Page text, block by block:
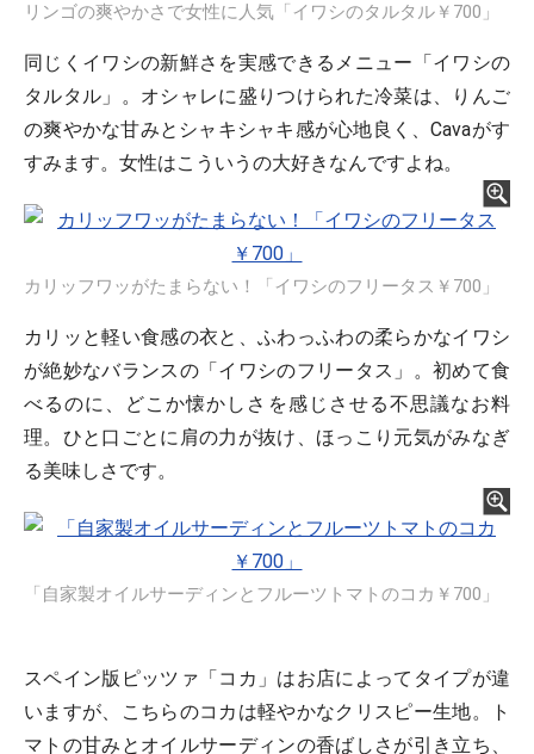
リンゴの爽やかさで女性に人気「イワシのタルタル￥700」
同じくイワシの新鮮さを実感できるメニュー「イワシの
タルタル」。オシャレに盛りつけられた冷菜は、りんご
の爽やかな甘みとシャキシャキ感が心地良く、Cavaがす
すみます。女性はこういうの大好きなんですよね。
カリッフワッがたまらない！「イワシのフリータス￥700」
カリッと軽い食感の衣と、ふわっふわの柔らかなイワシ
が絶妙なバランスの「イワシのフリータス」。初めて食
べるのに、どこか懐かしさを感じさせる不思議なお料
理。ひと口ごとに肩の力が抜け、ほっこり元気がみなぎ
る美味しさです。
「自家製オイルサーディンとフルーツトマトのコカ￥700」
スペイン版ピッツァ「コカ」はお店によってタイプが違
いますが、こちらのコカは軽やかなクリスピー生地。ト
マトの甘みとオイルサーディンの香ばしさが引き立ち、